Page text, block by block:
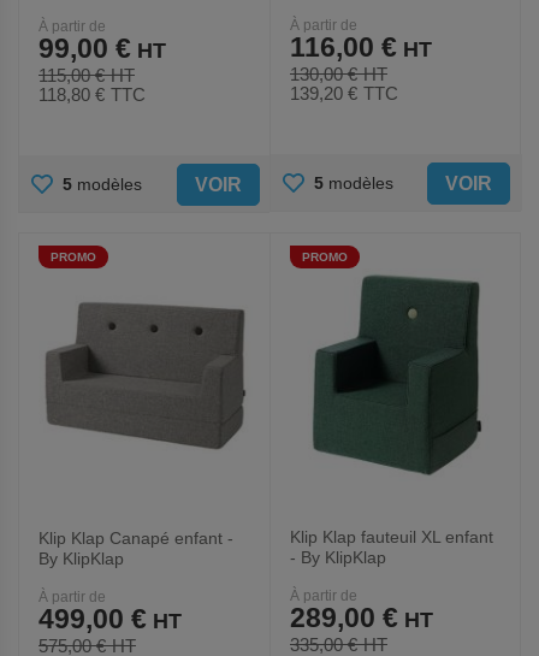
À partir de
115,00 €
99,00 €
118,80 € TTC
AJOUTER
FAVORIS
5 modèles VOIR
À partir de
130,00 €
116,00 €
139,20 € TTC
AJOUTER
FAVORIS
5 modèles VOIR
PROMO
Klip Klap Canapé enfant -
By KlipKlap
À partir de
575,00 €
499,00 €
PROMO
Klip Klap fauteuil XL enfant
- By KlipKlap
À partir de
335,00 €
289,00 €